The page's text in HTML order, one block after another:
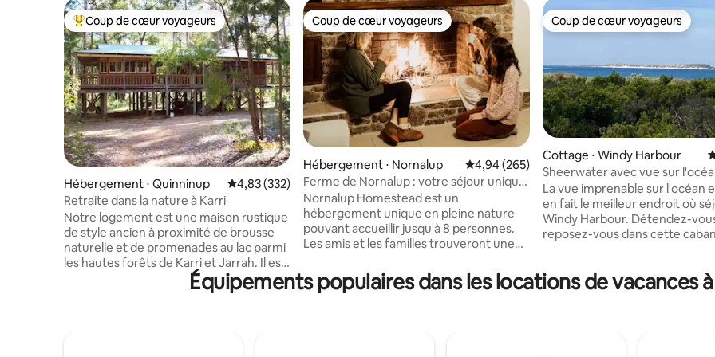
Coups de cœur voyageurs les plus appréciés
Coup de cœur voyageurs
Hébergement ⋅ Quinninup Évaluation moyenne sur la base de 332 commentaires : 4,83 sur 5
4,83 (332)
Retraite dans la nature à Karri
Notre logement est une maison rustique
de style ancien à proximité de brousse
naturelle et de promenades au lac parmi
les hautes forêts de Karri et Jarrah. Il est
également proche (20 min en voiture)
des caves locales et des attractions
Coup de cœur voyageurs
Coup de cœur voyageurs
Hébergement ⋅ Nornalup Évaluation moyenne sur la base de 265
4,94 (265)
Ferme de Nornalup : votre séjour unique
dans la nature
Nornalup Homestead est un
hébergement unique en pleine nature
pouvant accueillir jusqu'à 8 personnes.
Les amis et les familles trouveront une
Explorez nos 68 hectares de forêt et de
terres agricoles. Détendez-vous sur
Coup de cœur voyageurs
Coup de cœur voyageurs
Cottage ⋅ Windy Harbour
Sheerwater avec vue sur
La vue imprenable sur l'océan
en fait le meilleur endroit où
Windy Harbour. Détendez-
reposez-vous dans cette
maintenant de quelques
de confort comme un
Équipements populaires dans les locations de vacances